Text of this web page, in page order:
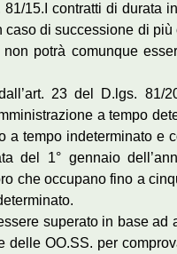
15.I contratti di durata
caso di successione di
potrà comunque
23 del D.lgs. 81/
a tempo
a tempo indeterminato e
del 1° gennaio
che occupano fino a
superato in base
delle OO.SS. per